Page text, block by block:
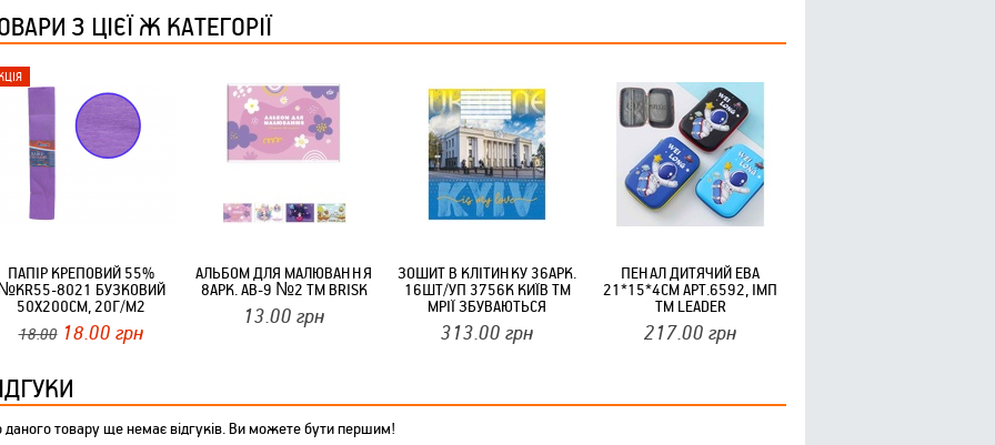
КОТИКИ (20ШТ/УП) ОФФ 82 ПАННОЧКА
З ЦІЄЇ Ж КАТЕГОРІЇ
ПАПІР КРЕПОВИЙ 55%
8021 БУЗКОВИЙ
50Х200СМ, 20Г/М2
ТМУКРАЇНА
18.0018.00 грн
АЛЬБОМ ДЛЯ МАЛЮВАННЯ
8АРК. АВ-9 №2 ТМ BRISK
13.00 грн
ЗОШИТ В КЛІТИНКУ 36АРК.
16ШТ/УП 3756К КИЇВ ТМ
МРІЇ ЗБУВАЮТЬСЯ
313.00 грн
ПЕНАЛ ДИТЯЧИЙ ЕВА
21*15*4СМ АРТ.6592, ІМП
ТМ LEADER
217.00 грн
даного товару ще немає відгуків. Ви можете бути першим!